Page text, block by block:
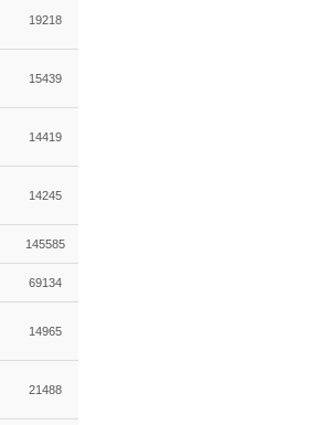
19218
15439
14419
14245
145585
69134
14965
21488